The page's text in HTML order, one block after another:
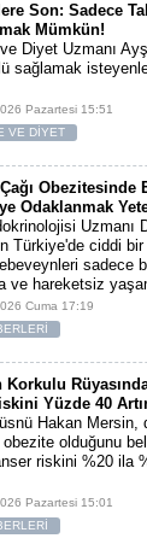
Son: Sadece
Mümkün!
Diyet Uzmanı
sağlamak
Pazartesi 15:51
VE DİYET
Obezitesinde
Odaklanmak
Uzmanı
Türkiye'de ciddi bir
sadece
ve hareketsiz
Cuma 17:19
Korkulu
Yüzde 40
Hakan
olduğunu
riskini %20 ila
Pazartesi 15:01